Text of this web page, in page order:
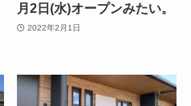
月2日(水)オープンみたい。
2022年2月1日